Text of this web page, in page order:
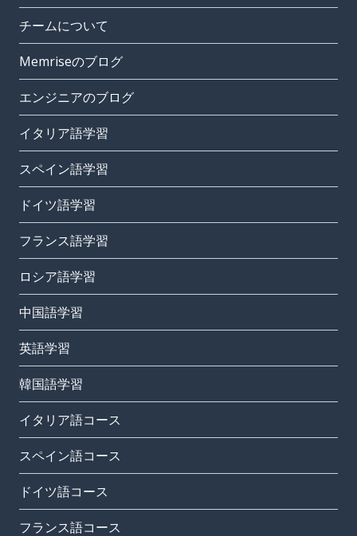
チームについて
Memriseのブログ
エンジニアのブログ
イタリア語学習
スペイン語学習
ドイツ語学習
フランス語学習
ロシア語学習
中国語学習
英語学習
韓国語学習
イタリア語コース
スペイン語コース
ドイツ語コース
フランス語コース